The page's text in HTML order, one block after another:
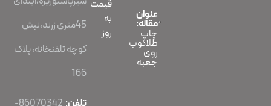
عنوان
مقاله:
چاپ
طلاکوب
روی
جعبه
قیمت
به
روز
45متری زرند،نبش
کوچه تلفنخانه، پلاک
166